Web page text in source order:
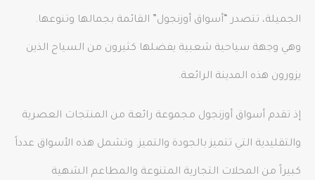
الجميلة، تتصدر “أسواق أوزنجول” القائمة بجمالها وتنوعها.
وهي وجهة سياحية شعبية يفضلها كثيرون من السياح الذين
يزورون هذه المدينة الرائعة.
إذ تقدم أسواق أوزنجول مجموعة رائعة من المنتجات العصرية
والتقليدية التي تتميز بالجودة والتميز. وتشمل هذه الأسواق عدداً
كبيراً من المحلات التجارية المتنوعة والمطاعم الشهية